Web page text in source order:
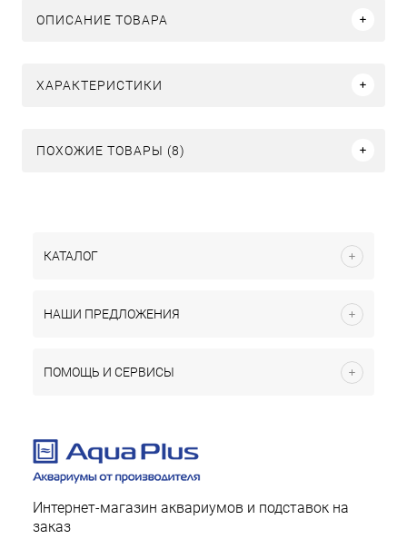
ОПИСАНИЕ ТОВАРА
ХАРАКТЕРИСТИКИ
ПОХОЖИЕ ТОВАРЫ (8)
КАТАЛОГ
НАШИ ПРЕДЛОЖЕНИЯ
ПОМОЩЬ И СЕРВИСЫ
Интернет-магазин аквариумов и подставок на
заказ